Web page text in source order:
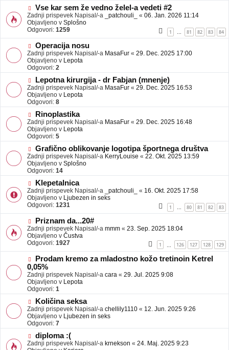
b
a
v
e
N
o
v
e
b
a
v
e
Vse kar sem že vedno želel-a vedeti #2
Zadnji prispevek Napisal/-a _patchouli_ « 06. Jan. 2026 11:14
Objavljeno v Splošno
Odgovori: 1259 1 81 82 83 84
N
o
v
e
o
j
a
v
e
Operacija nosu
Zadnji prispevek Napisal/-a MasaFur « 29. Dec. 2025 17:00
Objavljeno v Lepota
Odgovori: 2
N
o
v
e
o
j
a
v
e
Lepotna kirurgija - dr Fabjan (mnenje)
Zadnji prispevek Napisal/-a MasaFur « 29. Dec. 2025 16:53
Objavljeno v Lepota
Odgovori: 8
N
o
v
e
o
b
j
a
v
e
Rinoplastika
Zadnji prispevek Napisal/-a MasaFur « 29. Dec. 2025 16:48
Objavljeno v Lepota
Odgovori: 5
N
o
v
e
o
j
a
v
e
Grafično oblikovanje logotipa športnega društva
Zadnji prispevek Napisal/-a KerryLouise « 22. Okt. 2025 13:59
Objavljeno v Splošno
Odgovori: 14
N
o
v
e
b
a
v
e
Klepetalnica
Zadnji prispevek Napisal/-a _patchouli_ « 16. Okt. 2025 17:58
Objavljeno v Ljubezen in seks
Odgovori: 1231 1 80 81 82 83
N
o
v
e
o
b
j
a
v
e
Priznam da...20#
Zadnji prispevek Napisal/-a mmm « 23. Sep. 2025 18:04
Objavljeno v Čustva
Odgovori: 1927 1 126 127 128 129
N
o
v
e
o
b
a
v
e
Prodam kremo za mladostno kožo tretinoin Ketrel
0,05%
Zadnji prispevek Napisal/-a cara « 29. Jul. 2025 9:08
Objavljeno v Lepota
Odgovori: 1
N
o
v
e
o
b
j
Količina seksa
Zadnji prispevek Napisal/-a chellily1110 « 12. Jun. 2025 9:26
Objavljeno v Ljubezen in seks
Odgovori: 7
N
o
diploma :(
Zadnji prispevek Napisal/-a krnekson « 24. Maj. 2025 9:23